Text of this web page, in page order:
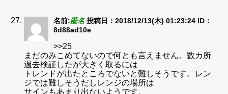
名前:匿名 投稿日：2018/12/13(木) 01:23:24 ID：
8d88ad10e
>>25
まだのみこめてないので何とも言えません。数カ所
過去検証したが大きく取るには
トレンドが出たところでないと難しそうです。レン
ジでは難しそうだしレンジの場所は
サインもあまり出ないようです。